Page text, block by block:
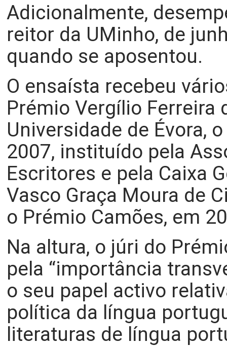
Adicionalmente,
reitor da UMinho, de
quando se aposentou.
O ensaísta recebeu
Prémio Vergílio Ferreira
Universidade de Évora,
2007, instituído pela
Escritores e pela Caixa
Vasco Graça Moura de
o Prémio Camões, em
Na altura, o júri do
pela “importância
o seu papel activo
política da língua
literaturas de língua